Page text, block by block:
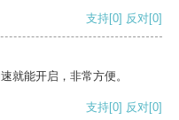
支持[0] 反对[0]
就能开启，非常方便。
支持[0] 反对[0]